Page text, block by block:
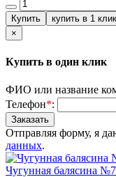
×
Купить в один клик
ФИО или название
Телефон*:
Отправляя форму, я
данных.
Чугунная балясина